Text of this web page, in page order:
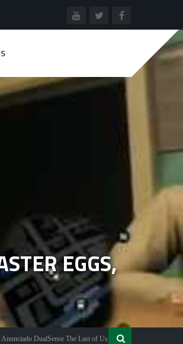
EGGS,
DualSense The Last of Us Limited Edition